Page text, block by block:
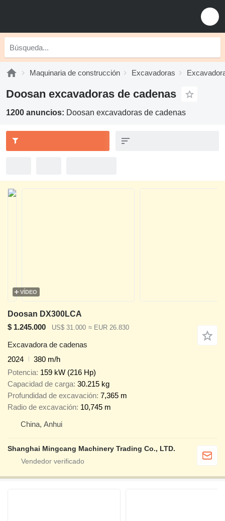
Maquinaria de construcción Excavadoras
Doosan excavadoras de cadenas
1200 anuncios: Doosan excavadoras de cadenas
VÍDEO
Doosan DX300LCA
$ 1.245.000
US$ 31.000 ≈ EUR 26.830
Excavadora de cadenas
2024
380 m/h
Potencia 159 kW (216 Hp)
Capacidad de carga 30.215 kg
Profundidad de excavación 7,365 m
Radio de excavación 10,745 m
China, Anhui
Shanghai Mingcang Machinery Trading Co., LTD.